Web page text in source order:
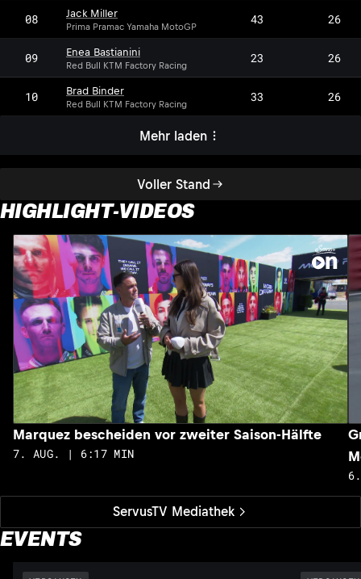
Voller Stand
08 Jack Miller
Prima Pramac Yamaha MotoGP 43 26
09 Enea Bastianini
Red Bull KTM Factory Racing 23 26
10 Brad Binder
Red Bull KTM Factory Racing 33 26
Mehr laden
HIGHLIGHT-VIDEOS
ServusTV Mediathek
Marquez bescheiden vor zweiter Saison-Hälfte
7. AUG. | 6:17 MIN
EVENTS